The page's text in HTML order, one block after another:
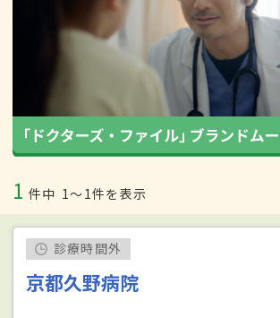
1 件中 1〜1件を表示
診療時間外
京都久野病院